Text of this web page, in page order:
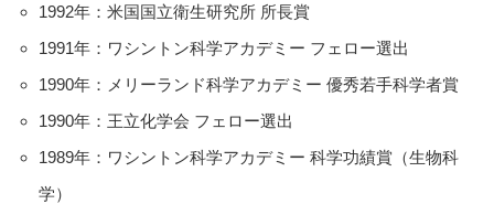
1992年：米国国立衛生研究所 所長賞
1991年：ワシントン科学アカデミー フェロー選出
1990年：メリーランド科学アカデミー 優秀若手科学者賞
1990年：王立化学会 フェロー選出
1989年：ワシントン科学アカデミー 科学功績賞（生物科
学）